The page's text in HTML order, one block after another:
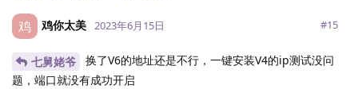
鸡 鸡你太美 2023年6月15日 #15
七舅姥爷
换了V6的地址还是不行，一键安装V4的ip测试没问
题，端口就没有成功开启